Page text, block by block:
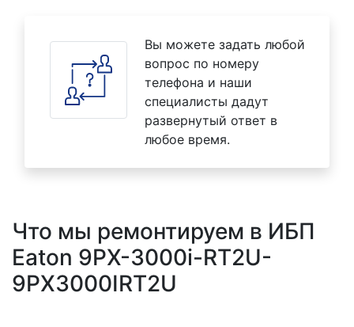
Вы можете задать любой
вопрос по номеру
телефона и наши
специалисты дадут
развернутый ответ в
любое время.
Что мы ремонтируем в ИБП
Eaton 9PX-3000i-RT2U-
9PX3000IRT2U